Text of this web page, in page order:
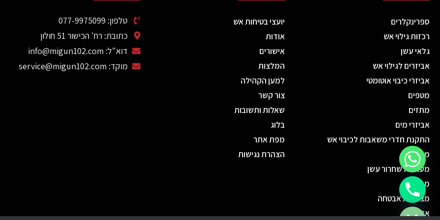
ספרינקלרים
רכזות גילוי אש
גלאי עשן
אביזרים לגילוי אש
אביזרי כיבוי אוטומטי
מטפים
מתזים
אביזרי מים
התקנת חדרי משאבות לכיבוי אש
מנדפים
מערכות שחרור עשן
מפוחים
מצלמות אבטחה
אזעקות
יועצי בטיחות אש
אודות
אישורים
המלצות
למען הקהילה
צור קשר
שאלות ותשובות
בלוג
מפת אתר
הצהרת נגישות
טלפון: 077-9975099
כתובת: רח' הכישור 51 חולון
דוא"ל: info@migun102.com
מוקד: service@migun102.com
Hide
chaty